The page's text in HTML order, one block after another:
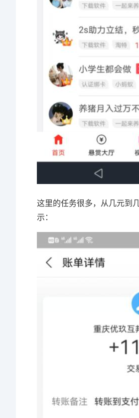
这里的任务很多，从几元到
示：